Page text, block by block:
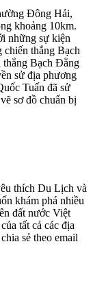
Đông Hải,
khoảng 10km.
những sự kiện
chiến thắng Bạch
Bạch Đằng
sử địa phương
Tuấn đã sử
sơ đồ chuẩn bị
thích Du Lịch và
khám phá nhiều
đất nước Việt
tất cả các địa
sẻ theo email